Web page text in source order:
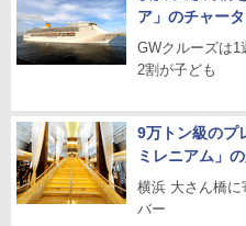
ア」のチャー
GWクルーズは1
2割が子ども
9万トン級のプ
ミレニアム」
横浜 大さん橋に
バー